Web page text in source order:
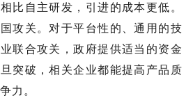
比自主研发，引进的成本更低。
攻关。对于平台性的、通用的技
联合攻关，政府提供适当的资金
突破，相关企业都能提高产品质
力。